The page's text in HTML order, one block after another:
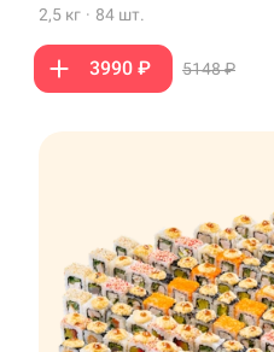
чтобы накрыть полный стол.
2,5 кг · 84 шт.
3990 ₽ 5148 ₽